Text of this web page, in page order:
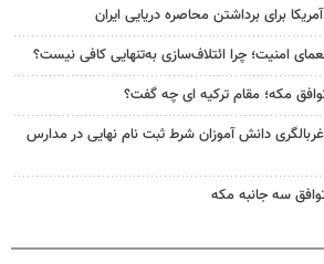
برای برداشتن محاصره دریایی ایران
امنیت؛ چرا ائتلاف‌سازی به‌تنهایی کافی نیست؟
مکه؛ مقام ترکیه ای چه گفت؟
دانش آموزان شرط ثبت نام نهایی در مدارس
سه جانبه مکه